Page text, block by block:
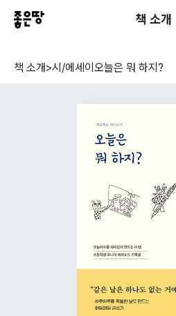
책 소개
책 소개>시/에세이 오늘은 뭐 하지?